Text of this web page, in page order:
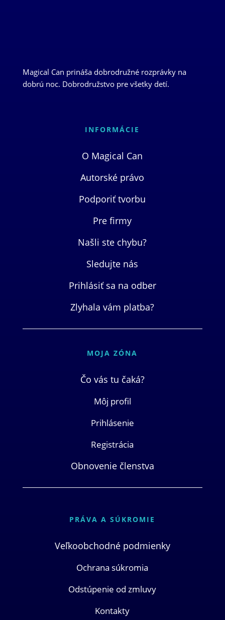
Magical Can prináša dobrodružné rozprávky na
dobrú noc. Dobrodružstvo pre všetky detí.
INFORMÁCIE
O Magical Can
Autorské právo
Podporiť tvorbu
Pre firmy
Našli ste chybu?
Sledujte nás
Prihlásiť sa na odber
Zlyhala vám platba?
MOJA ZÓNA
Čo vás tu čaká?
Môj profil
Prihlásenie
Registrácia
Obnovenie členstva
PRÁVA A SÚKROMIE
Veľkoobchodné podmienky
Ochrana súkromia
Odstúpenie od zmluvy
Kontakty